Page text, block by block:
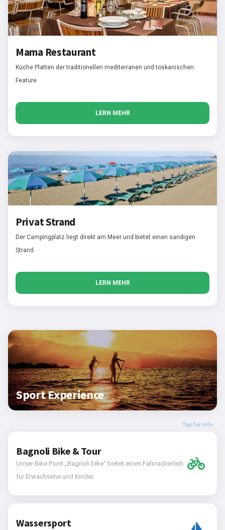
Mama Restaurant
Küche Platten der traditionellen mediterranen und toskanischen
Feature
LERN MEHR
Privat Strand
Der Campingplatz liegt direkt am Meer und bietet einen sandigen
Strand
LERN MEHR
Sport Experience
Tap for info
Bagnoli Bike & Tour
Unser Bike Point „Bagnoli bike“ bietet einen Fahrradverleih
für Erwachsene und Kinder.
Wassersport